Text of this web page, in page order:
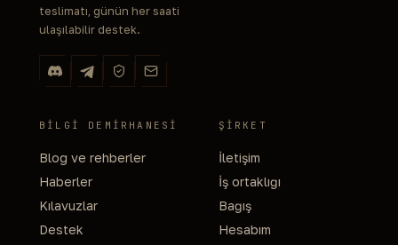
teslimatı, günün her saati
ulaşılabilir destek.
BILGI DEMIRHANESI
Blog ve rehberler
Haberler
Kılavuzlar
Destek
ŞIRKET
İletişim
İş ortaklığı
Bağış
Hesabım